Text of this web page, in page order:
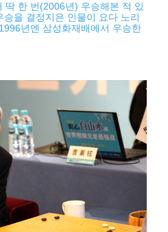
한 번(2006년) 우승해본 적 있
을 결정지은 인물이 요다 노리
년엔 삼성화재배에서 우승한